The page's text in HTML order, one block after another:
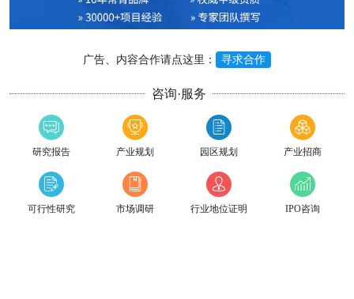
广告、内容合作请点这里： 寻求合作
咨询·服务
研究报告 产业规划 园区规划 产业招商
可行性研究 市场调研 行业地位证明 IPO咨询